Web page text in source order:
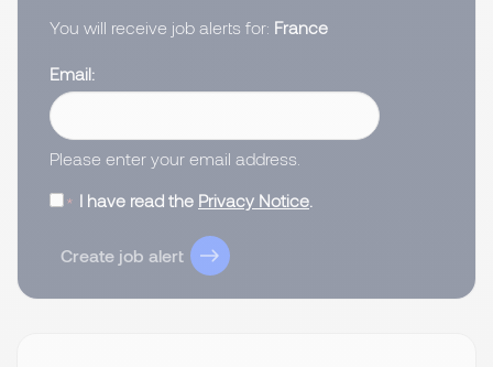
You will receive job alerts for: France
Email
Please enter your email address.
I have read the Privacy Notice.
Create job alert